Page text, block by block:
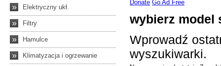
» Elektryczny ukł.
» Filtry
» Hamulce
» Klimatyzacja i ogrzewanie